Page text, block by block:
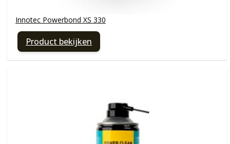
Innotec Powerbond XS 330
Product bekijken